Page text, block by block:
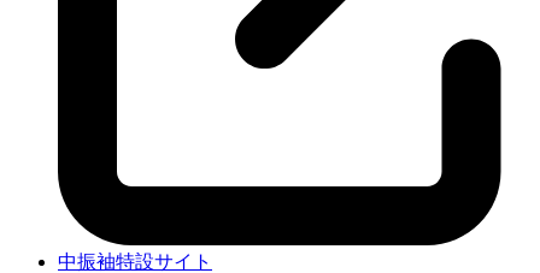
中振袖特設サイト